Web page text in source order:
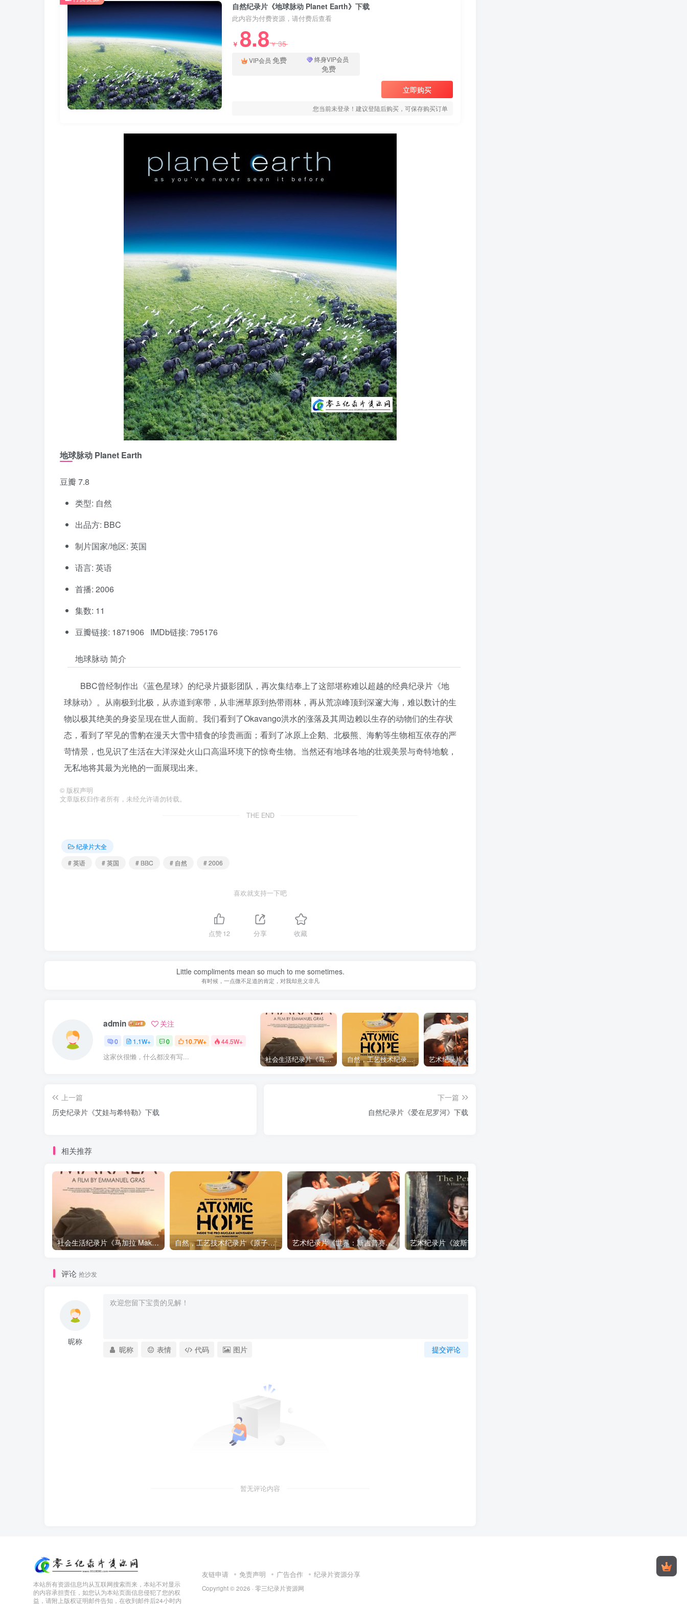
自然纪录片《地球脉动 Planet Earth》下载
此内容为付费资源，请付费后查看
￥ 8.8￥35
VIP会员 免费 终身VIP会员
免费
立即购买
您当前未登录！建议登陆后购买，可保存购买订单
地球脉动 Planet Earth
豆瓣 7.8
类型: 自然
出品方: BBC
制片国家/地区: 英国
语言: 英语
首播: 2006
集数: 11
豆瓣链接: 1871906 IMDb链接: 795176
地球脉动 简介
BBC曾经制作出《蓝色星球》的纪录片摄影团队，再次集结奉上了这部堪称难以超越的经典纪录片《地
球脉动》。从南极到北极，从赤道到寒带，从非洲草原到热带雨林，再从荒凉峰顶到深邃大海，难以数计的生
物以极其绝美的身姿呈现在世人面前。我们看到了Okavango洪水的涨落及其周边赖以生存的动物们的生存状
态，看到了罕见的雪豹在漫天大雪中猎食的珍贵画面；看到了冰原上企鹅、北极熊、海豹等生物相互依存的严
苛情景，也见识了生活在大洋深处火山口高温环境下的惊奇生物。当然还有地球各地的壮观美景与奇特地貌，
无私地将其最为光艳的一面展现出来。
© 版权声明
文章版权归作者所有，未经允许请勿转载。
THE END
纪录片大全
# 英语
# 英国 # BBC # 自然 # 2006
喜欢就支持一下吧
点赞12 分享 收藏
Little compliments mean so much to me sometimes.
有时候，一点微不足道的肯定，对我却意义非凡
admin 关注
0 1.1W+ 0 10.7W+ 44.5W+
这家伙很懒，什么都没有写... 社会生活纪录片《马加拉 Makala》下载 自然，工艺技术纪录片《原子能的希望 Atomic Hope – Inside the Pro-Nuclear Movement》下载
上一篇
历史纪录片《艾娃与希特勒》下载
下一篇
自然纪录片《爱在尼罗河》下载
相关推荐
社会生活纪录片《马加拉 Makala》下载 自然，工艺技术纪录片《原子能的希望 Atomic Hope – Inside the Pro-Nuclear Movement》下载 艺术纪录片《世界：新吉普赛之王 This World: The New Gypsy Kings》下载
评论 抢沙发
昵称
提交评论
昵称 表情 代码 图片
暂无评论内容
本站所有资源信息均从互联网搜索而来，本站不对显示
的内容承担责任，如您认为本站页面信息侵犯了您的权
益，请附上版权证明邮件告知，在收到邮件后24小时内
友链申请 免责声明 广告合作 纪录片资源分享
Copyright © 2026 · 零三纪录片资源网